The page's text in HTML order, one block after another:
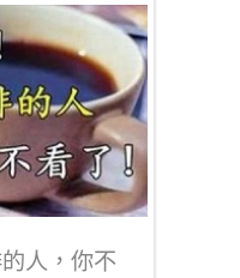
人，你不